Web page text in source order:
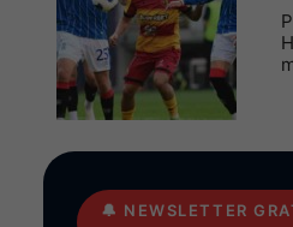
🔔 NEWSLETTER